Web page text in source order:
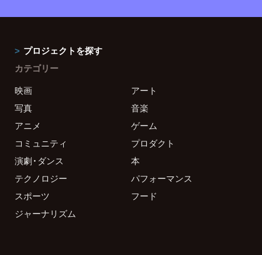
プロジェクトを探す
カテゴリー
映画
アート
写真
音楽
アニメ
ゲーム
コミュニティ
プロダクト
演劇・ダンス
本
テクノロジー
パフォーマンス
スポーツ
フード
ジャーナリズム